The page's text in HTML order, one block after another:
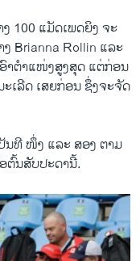
100 ແມັດເພດຍິງ ຈະ
Brianna Rollin ແລະ
ອົາຕຳແໜ່ງສູງສຸດ ແຕ່ກ່ອນ
ເລີດ ເສຍກ່ອນ ຊຶ່ງຈະຈັດ
ນທີ ໜຶ່ງ ແລະ ສອງ ຕາມ
ຕົ້ນສັບປະດານີ້.